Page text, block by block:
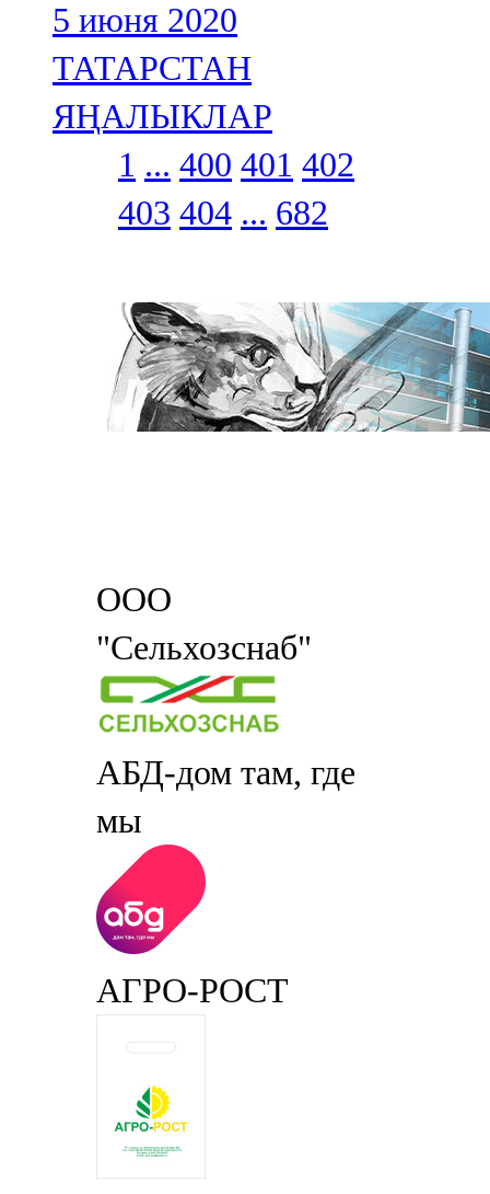
5 июня 2020
ТАТАРСТАН
ЯҢАЛЫКЛАР
1 ... 400 401 402
403 404 ... 682
ООО
"Сельхозснаб"
АБД-дом там, где
мы
АГРО-РОСТ